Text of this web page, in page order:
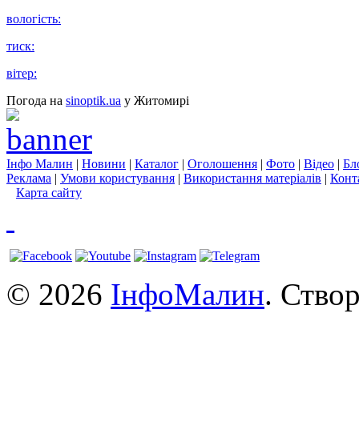
вологість:
тиск:
вітер:
Погода на sinoptik.ua у Житомирі
Інфо Малин | Новини | Каталог | Оголошення | Фото | Відео |
Реклама | Умови користування | Використання матеріалів |
Карта сайту
© 2026 ІнфоМалин.